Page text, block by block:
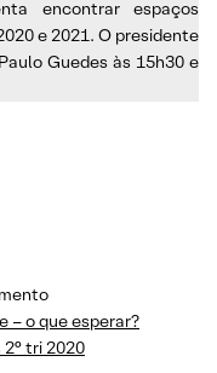
encontrar espaços
e 2021. O presidente
Guedes às 15h30 e
– o que esperar?
tri 2020